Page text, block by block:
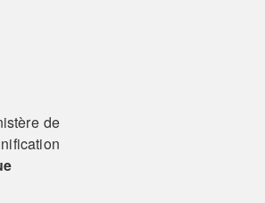
de